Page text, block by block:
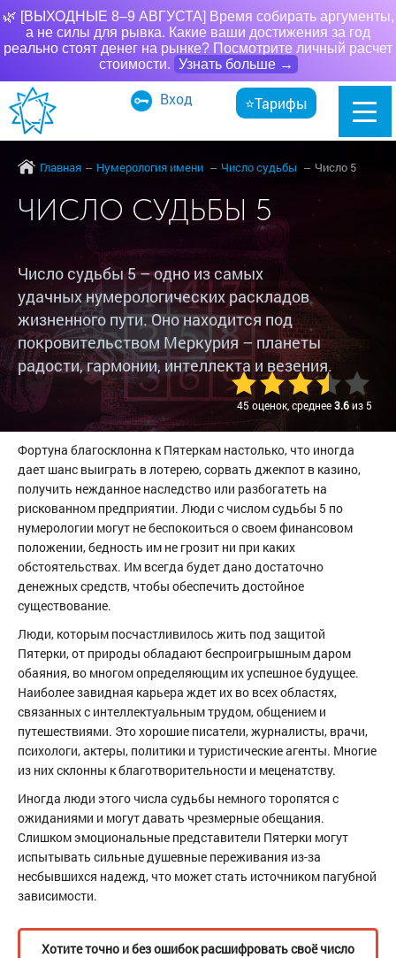
🌿 [ВЫХОДНЫЕ 8–9 АВГУСТА] Время собирать аргументы,
а не силы для рывка. Какие ваши достижения за год
реально стоят денег на рынке? Посмотрите личный расчет
стоимости. Узнать больше →
Вход ⭐Тарифы
Главная Нумерология имени Число судьбы Число 5
ЧИСЛО СУДЬБЫ 5
Число судьбы 5 – одно из самых
удачных нумерологических раскладов
жизненного пути. Оно находится под
покровительством Меркурия – планеты
радости, гармонии, интеллекта и везения.
45 оценок, среднее3.6из 5
Фортуна благосклонна к Пятеркам настолько, что иногда
дает шанс выиграть в лотерею, сорвать джекпот в казино,
получить нежданное наследство или разбогатеть на
рискованном предприятии. Люди с числом судьбы 5 по
нумерологии могут не беспокоиться о своем финансовом
положении, бедность им не грозит ни при каких
обстоятельствах. Им всегда будет дано достаточно
денежных средств, чтобы обеспечить достойное
существование.
Люди, которым посчастливилось жить под защитой
Пятерки, от природы обладают беспроигрышным даром
обаяния, во многом определяющим их успешное будущее.
Наиболее завидная карьера ждет их во всех областях,
связанных с интеллектуальным трудом, общением и
путешествиями. Это хорошие писатели, журналисты, врачи,
психологи, актеры, политики и туристические агенты. Многие
из них склонны к благотворительности и меценатству.
Иногда люди этого числа судьбы немного торопятся с
ожиданиями и могут давать чрезмерные обещания.
Слишком эмоциональные представители Пятерки могут
испытывать сильные душевные переживания из-за
несбывшихся надежд, что может стать источником пагубной
зависимости.
Хотите точно и без ошибок расшифровать своё число